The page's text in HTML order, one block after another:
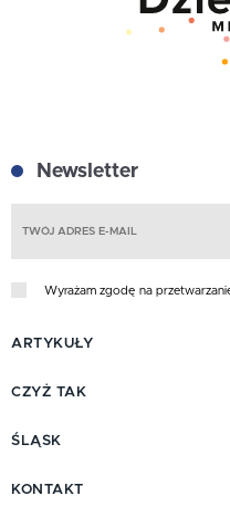
Newsletter
Wyrażam zgodę na
ARTYKUŁY
CZYŻ TAK
ŚLĄSK
KONTAKT